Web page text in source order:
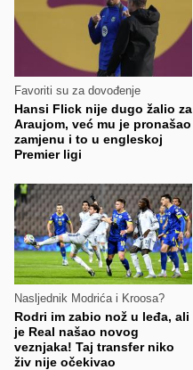
Favoriti su za dovođenje
Hansi Flick nije dugo žalio za
Araujom, već mu je pronašao
zamjenu i to u engleskoj
Premier ligi
Nasljednik Modrića i Kroosa?
Rodri im zabio nož u leđa, ali
je Real našao novog
veznjaka! Taj transfer niko
živ nije očekivao